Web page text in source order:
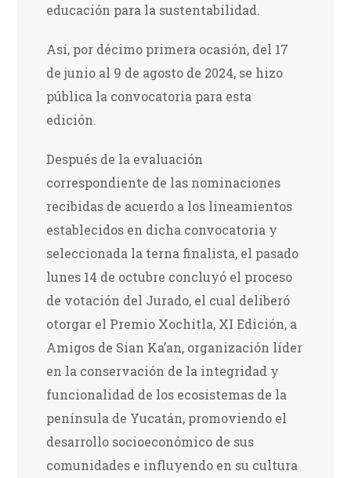
educación para la sustentabilidad.
Así, por décimo primera ocasión, del 17
de junio al 9 de agosto de 2024, se hizo
pública la convocatoria para esta
edición.
Después de la evaluación
correspondiente de las nominaciones
recibidas de acuerdo a los lineamientos
establecidos en dicha convocatoria y
seleccionada la terna finalista, el pasado
lunes 14 de octubre concluyó el proceso
de votación del Jurado, el cual deliberó
otorgar el Premio Xochitla, XI Edición, a
Amigos de Sian Ka’an, organización líder
en la conservación de la integridad y
funcionalidad de los ecosistemas de la
península de Yucatán, promoviendo el
desarrollo socioeconómico de sus
comunidades e influyendo en su cultura